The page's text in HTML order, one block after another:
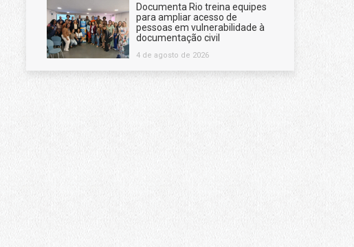
Documenta Rio treina equipes
para ampliar acesso de
pessoas em vulnerabilidade à
documentação civil
4 de agosto de 2026